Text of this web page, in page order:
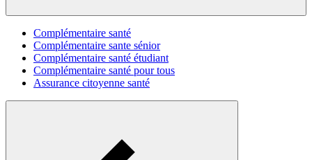
Complémentaire santé
Complémentaire sante sénior
Complémentaire santé étudiant
Complémentaire santé pour tous
Assurance citoyenne santé